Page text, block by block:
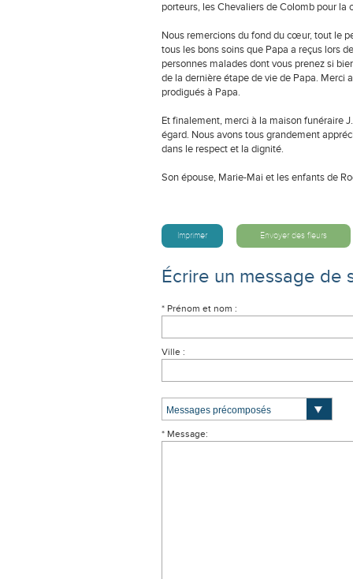
porteurs, les Chevaliers de Colomb pour
Nous remercions du fond du cœur, tout le
tous les bons soins que Papa a reçus lors
personnes malades dont vous prenez si
de la dernière étape de vie de Papa. Merci
prodigués à Papa.
Et finalement, merci à la maison funéraire
égard. Nous avons tous grandement
dans le respect et la dignité.
Son épouse, Marie-Mai et les enfants de
Imprimer Envoyer des fleurs
Écrire un message de
* Prénom et nom :
Ville :
* Message: